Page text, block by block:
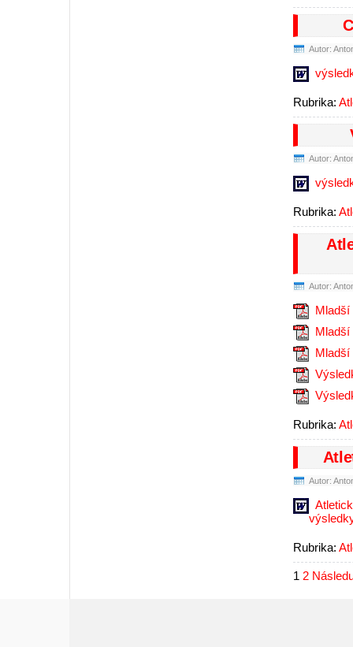
Autor:
Rubrika:
Autor:
Rubrika:
Autor:
Mladší
Mladší
Rubrika:
Autor:
Rubrika:
1 2